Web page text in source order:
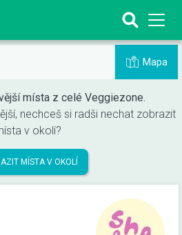
Mapa
místa z celé Veggiezone.
nechceš si radši nechat zobrazit
v okolí?
MÍSTA V OKOLÍ